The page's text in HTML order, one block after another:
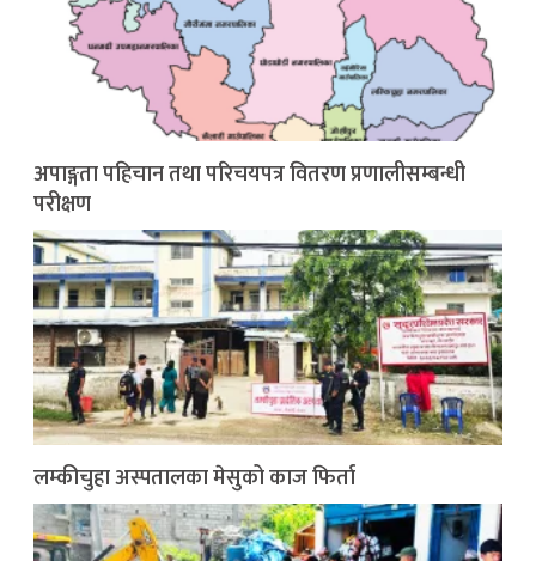
अपाङ्गता पहिचान तथा परिचयपत्र वितरण प्रणालीसम्बन्धी
परीक्षण
लम्कीचुहा अस्पतालका मेसुको काज फिर्ता